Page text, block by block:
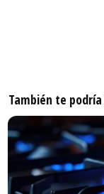
También te